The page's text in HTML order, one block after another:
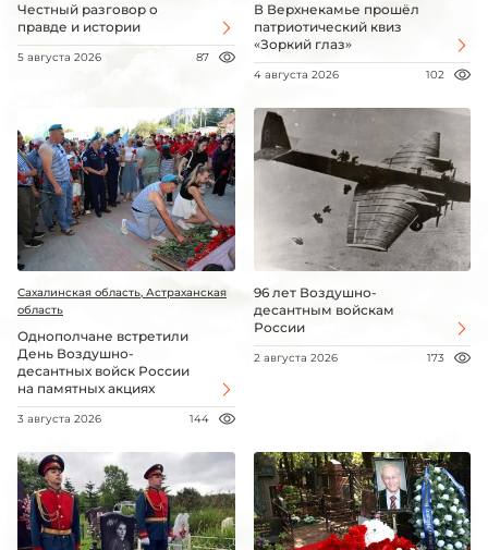
Честный разговор о
правде и истории
5 августа 2026 87
В Верхнекамье прошёл
патриотический квиз
«Зоркий глаз»
4 августа 2026 102
Сахалинская область, Астраханская
область
Однополчане встретили
День Воздушно-
десантных войск России
на памятных акциях
3 августа 2026 144
96 лет Воздушно-
десантным войскам
России
2 августа 2026 173